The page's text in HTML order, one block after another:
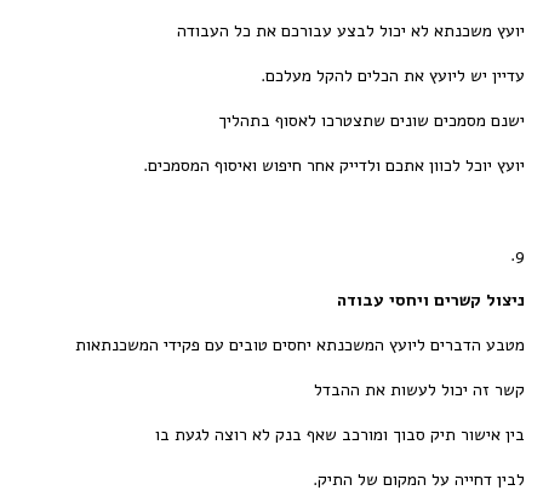
יועץ משכנתא לא יכול לבצע עבורכם את כל העבודה
עדיין יש ליועץ את הכלים להקל מעלכם.
ישנם מסמכים שונים שתצטרכו לאסוף בתהליך
יועץ יוכל לכוון אתכם ולדייק אחר חיפוש ואיסוף המסמכים.
9.
ניצול קשרים ויחסי עבודה
מטבע הדברים ליועץ המשכנתא יחסים טובים עם פקידי המשכנתאות
קשר זה יכול לעשות את ההבדל
בין אישור תיק סבוך ומורכב שאף בנק לא רוצה לגעת בו
לבין דחייה על המקום של התיק.